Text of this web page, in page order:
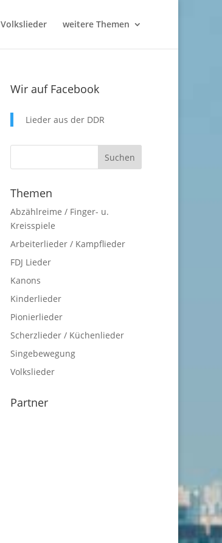
Volkslieder weitere Themen
Wir auf Facebook
Lieder aus der DDR
Themen
Abzählreime / Finger- u.
Kreisspiele
Arbeiterlieder / Kampflieder
FDJ Lieder
Kanons
Kinderlieder
Pionierlieder
Scherzlieder / Küchenlieder
Singebewegung
Volkslieder
Partner